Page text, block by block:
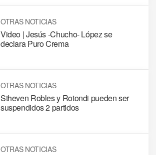
OTRAS NOTICIAS
Video | Jesús -Chucho- López se
declara Puro Crema
OTRAS NOTICIAS
Stheven Robles y Rotondi pueden ser
suspendidos 2 partidos
OTRAS NOTICIAS